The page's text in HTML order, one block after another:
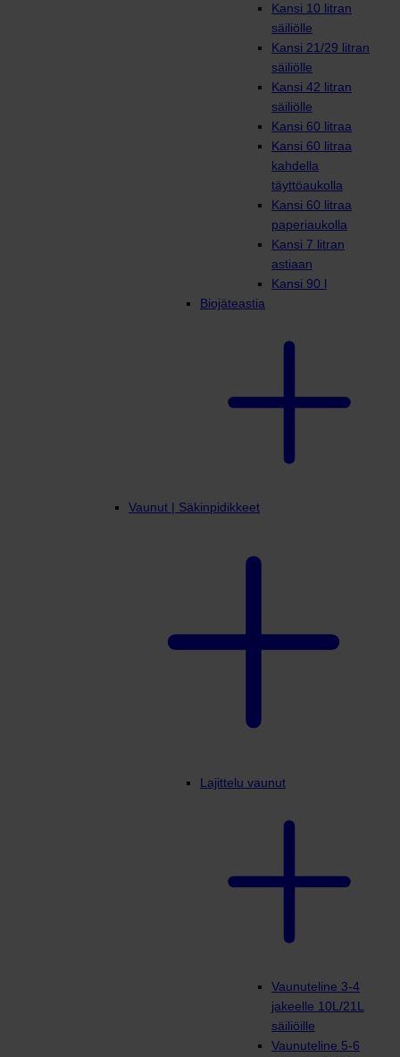
Kansi 10 litran
säiliölle
Kansi 21/29 litran
säiliölle
Kansi 42 litran
säiliölle
Kansi 60 litraa
Kansi 60 litraa
kahdella
täyttöaukolla
Kansi 60 litraa
paperiaukolla
Kansi 7 litran
astiaan
Kansi 90 l
Biojäteastia
Vaunut | Säkinpidikkeet
Lajittelu vaunut
Vaunuteline 3-4
jakeelle 10L/21L
säiliöille
Vaunuteline 5-6